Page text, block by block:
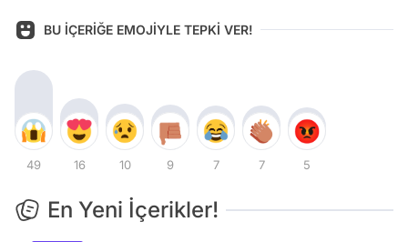
BU İÇERİĞE EMOJİYLE TEPKİ VER!
49 16 10 9 7 7 5
En Yeni İçerikler!